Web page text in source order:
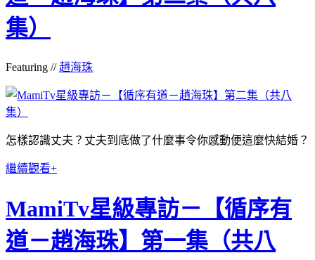
集）
Featuring //趙海珠
怎樣認識丈夫？丈夫到底做了什麼事令你感動便這麼快結婚？
繼續觀看+
MamiTv星級專訪－【循序有
道－趙海珠】第一集（共八